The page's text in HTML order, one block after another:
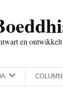
en ontwikkelt